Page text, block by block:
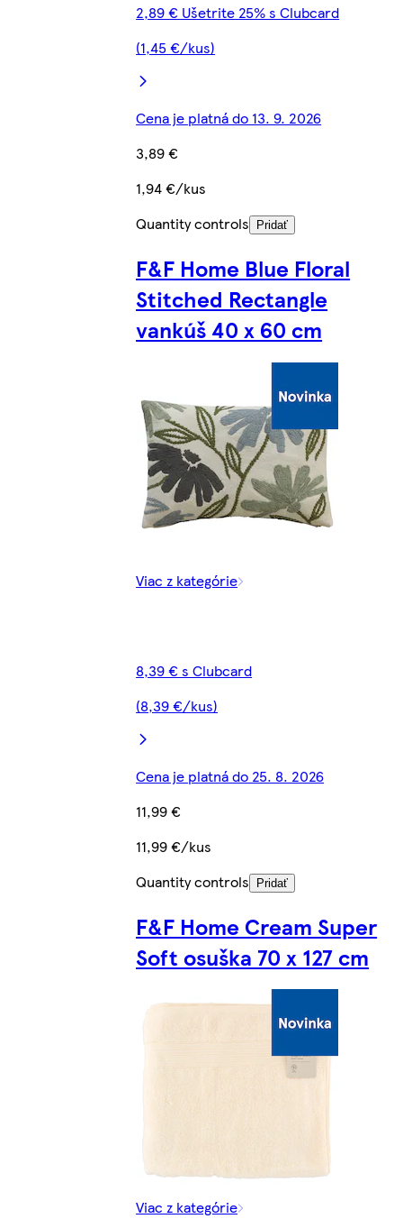
2,89 € Ušetrite 25% s Clubcard
(1,45 €/kus)
Cena je platná do 13. 9. 2026
3,89 €
1,94 €/kus
Quantity controls
Pridať
F&F Home Blue Floral
Stitched Rectangle
vankúš 40 x 60 cm
Viac z kategórie
8,39 € s Clubcard
(8,39 €/kus)
Cena je platná do 25. 8. 2026
11,99 €
11,99 €/kus
Quantity controls Pridať
F&F Home Cream Super
Soft osuška 70 x 127 cm
Viac z kategórie